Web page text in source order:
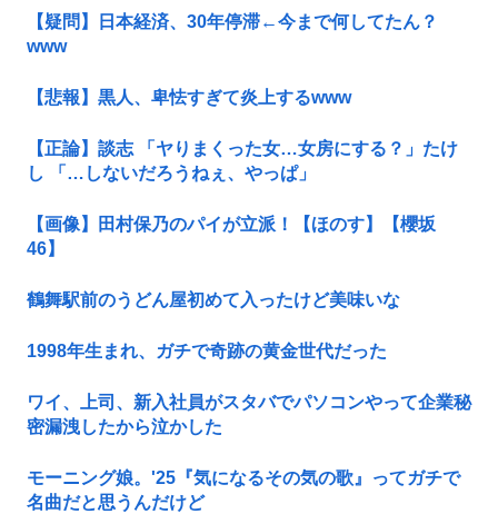
【疑問】日本経済、30年停滞←今まで何してたん？
www
【悲報】黒人、卑怯すぎて炎上するwww
【正論】談志 「ヤりまくった女…女房にする？」たけ
し 「…しないだろうねぇ、やっぱ」
【画像】田村保乃のパイが立派！【ほのす】【櫻坂
46】
鶴舞駅前のうどん屋初めて入ったけど美味いな
1998年生まれ、ガチで奇跡の黄金世代だった
ワイ、上司、新入社員がスタバでパソコンやって企業秘
密漏洩したから泣かした
モーニング娘。'25『気になるその気の歌』ってガチで
名曲だと思うんだけど